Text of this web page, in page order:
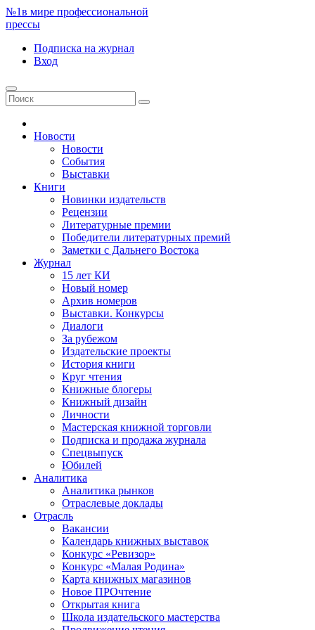
№1в мире профессиональной
прессы
Подписка на журнал
Вход
Новости
Новости
События
Выставки
Книги
Новинки издательств
Рецензии
Литературные премии
Победители литературных премий
Заметки с Дальнего Востока
Журнал
15 лет КИ
Новый номер
Архив номеров
Выставки. Конкурсы
Диалоги
За рубежом
Издательские проекты
История книги
Круг чтения
Книжные блогеры
Книжный дизайн
Личности
Мастерская книжной торговли
Подписка и продажа журнала
Спецвыпуск
Юбилей
Аналитика
Аналитика рынков
Отраслевые доклады
Отрасль
Вакансии
Календарь книжных выставок
Конкурс «Ревизор»
Конкурс «Малая Родина»
Карта книжных магазинов
Новое ПРОчтение
Открытая книга
Школа издательского мастерства